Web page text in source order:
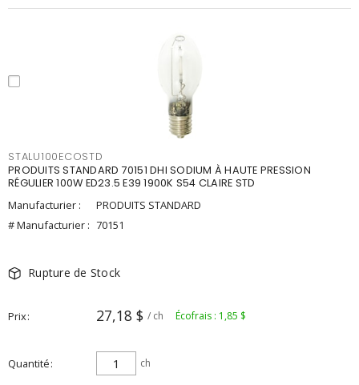
STALU100ECOSTD
PRODUITS STANDARD 70151 DHI SODIUM À HAUTE PRESSION
RÉGULIER 100W ED23.5 E39 1900K S54 CLAIRE STD
Manufacturier :
PRODUITS STANDARD
# Manufacturier : 70151
Rupture de Stock
Prix 27,18 $ / ch Écofrais : 1,85 $
Quantité ch